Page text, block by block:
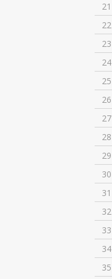
21
22
23
24
25
26
27
28
29
30
31
32
33
34
35